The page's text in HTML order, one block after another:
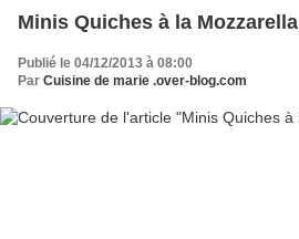
Minis Quiches à la Mozzarella
Publié le 04/12/2013 à 08:00
Par Cuisine de marie .over-blog.com